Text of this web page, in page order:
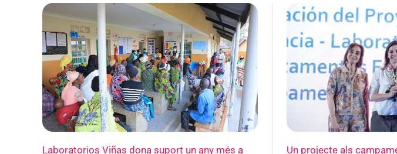
Laboratorios Viñas dona suport un any més a
Un projecte als